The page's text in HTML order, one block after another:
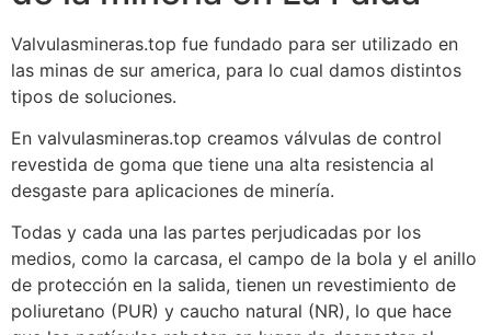
Valvulasmineras.top fue fundado para ser utilizado en
las minas de sur america, para lo cual damos distintos
tipos de soluciones.
En valvulasmineras.top creamos válvulas de control
revestida de goma que tiene una alta resistencia al
desgaste para aplicaciones de minería.
Todas y cada una las partes perjudicadas por los
medios, como la carcasa, el campo de la bola y el anillo
de protección en la salida, tienen un revestimiento de
poliuretano (PUR) y caucho natural (NR), lo que hace